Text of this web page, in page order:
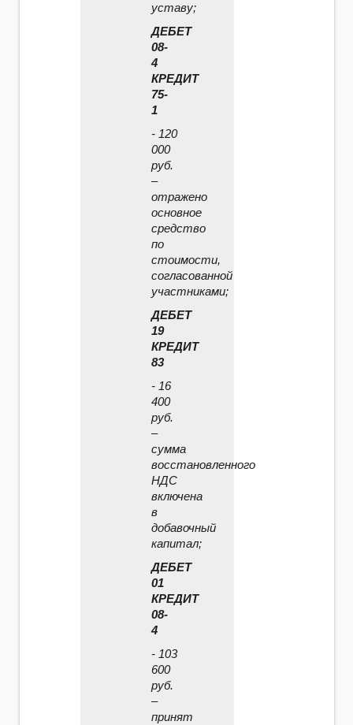
уставу;
ДЕБЕТ
08-
4
КРЕДИТ
75-
1
- 120
000
руб.
–
отражено
основное
средство
по
стоимости,
согласованной
участниками;
ДЕБЕТ
19
КРЕДИТ
83
- 16
400
руб.
–
сумма
восстановленного
НДС
включена
в
добавочный
капитал;
ДЕБЕТ
01
КРЕДИТ
08-
4
- 103
600
руб.
–
принят